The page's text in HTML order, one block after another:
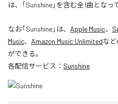
は、「Sunshine」を含む全1曲となっ
なお「Sunshine」は、 Apple Music、
Music、 Amazon Music Unlimitedな
ができる。
各配信サービス： Sunshine